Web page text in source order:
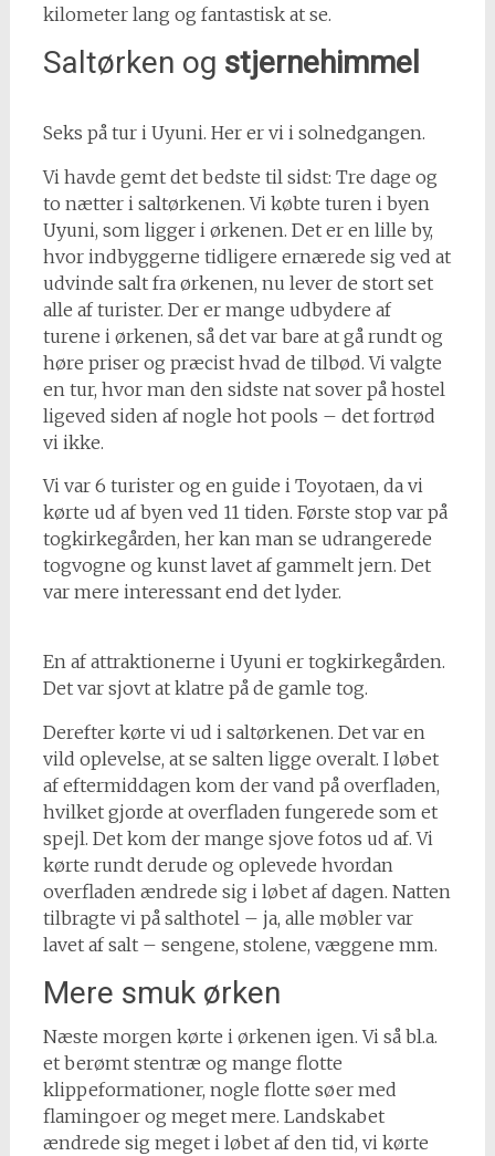
kilometer lang og fantastisk at se.
Saltørken og stjernehimmel
Seks på tur i Uyuni. Her er vi i solnedgangen.
Vi havde gemt det bedste til sidst: Tre dage og
to nætter i saltørkenen. Vi købte turen i byen
Uyuni, som ligger i ørkenen. Det er en lille by,
hvor indbyggerne tidligere ernærede sig ved at
udvinde salt fra ørkenen, nu lever de stort set
alle af turister. Der er mange udbydere af
turene i ørkenen, så det var bare at gå rundt og
høre priser og præcist hvad de tilbød. Vi valgte
en tur, hvor man den sidste nat sover på hostel
ligeved siden af nogle hot pools – det fortrød
vi ikke.
Vi var 6 turister og en guide i Toyotaen, da vi
kørte ud af byen ved 11 tiden. Første stop var på
togkirkegården, her kan man se udrangerede
togvogne og kunst lavet af gammelt jern. Det
var mere interessant end det lyder.
En af attraktionerne i Uyuni er togkirkegården.
Det var sjovt at klatre på de gamle tog.
Derefter kørte vi ud i saltørkenen. Det var en
vild oplevelse, at se salten ligge overalt. I løbet
af eftermiddagen kom der vand på overfladen,
hvilket gjorde at overfladen fungerede som et
spejl. Det kom der mange sjove fotos ud af. Vi
kørte rundt derude og oplevede hvordan
overfladen ændrede sig i løbet af dagen. Natten
tilbragte vi på salthotel – ja, alle møbler var
lavet af salt – sengene, stolene, væggene mm.
Mere smuk ørken
Næste morgen kørte i ørkenen igen. Vi så bl.a.
et berømt stentræ og mange flotte
klippeformationer, nogle flotte søer med
flamingoer og meget mere. Landskabet
ændrede sig meget i løbet af den tid, vi kørte